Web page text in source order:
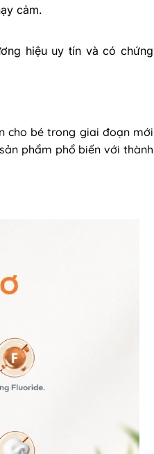
cảm.
hiệu uy tín và có chứng
cho bé trong giai đoạn mới
phẩm phổ biến với thành